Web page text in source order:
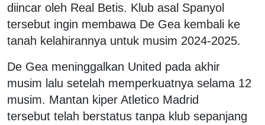
diincar oleh Real Betis. Klub asal Spanyol
tersebut ingin membawa De Gea kembali ke
tanah kelahirannya untuk musim 2024-2025.
De Gea meninggalkan United pada akhir
musim lalu setelah memperkuatnya selama 12
musim. Mantan kiper Atletico Madrid
tersebut telah berstatus tanpa klub sepanjang